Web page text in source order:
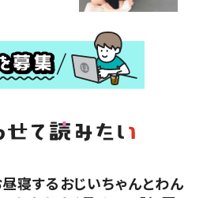
寝するおじいちゃんとわん